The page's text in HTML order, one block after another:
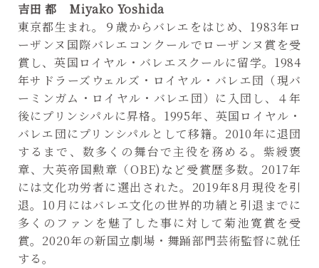
吉田 都 Miyako Yoshida
東京都生まれ。９歳からバレエをはじめ、1983年ロ
ーザンヌ国際バレエコンクールでローザンヌ賞を受
賞し、英国ロイヤル・バレエスクールに留学。1984
年サドラーズウェルズ・ロイヤル・バレエ団（現バ
ーミンガム・ロイヤル・バレエ団）に入団し、４年
後にプリンシパルに昇格。1995年、英国ロイヤル・
バレエ団にプリンシパルとして移籍。2010年に退団
するまで、数多くの舞台で主役を務める。紫綬褒
章、大英帝国勲章（OBE)など受賞歴多数。2017年
には文化功労者に選出された。2019年8月現役を引
退。10月にはバレエ文化の世界的功績と引退までに
多くのファンを魅了した事に対して菊池寛賞を受
賞。2020年の新国立劇場・舞踊部門芸術監督に就任
する。